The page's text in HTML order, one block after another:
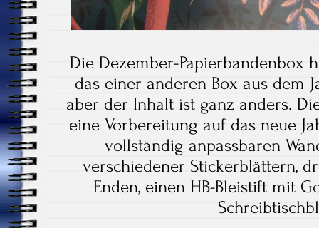
Die Dezember-Papierbandenbox
das einer anderen Box aus dem
aber der Inhalt ist ganz anders.
eine Vorbereitung auf das neue
vollständig anpassbaren
verschiedener Stickerblättern,
Enden, einen HB-Bleistift mit